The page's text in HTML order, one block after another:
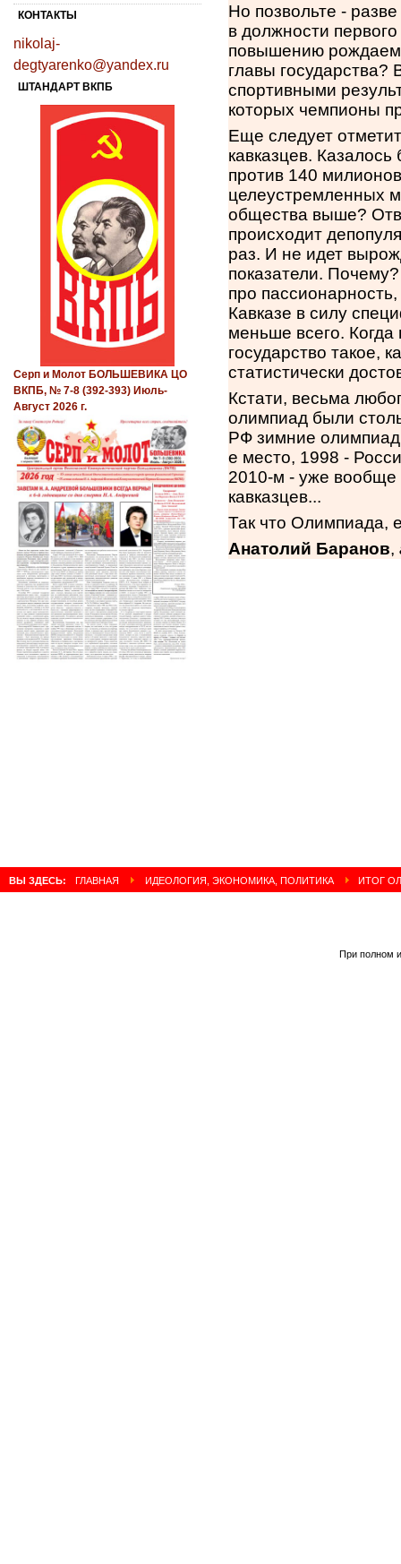
Но позвольте -
в должности
повышению
главы государства?
спортивными
которых чемпионы
Еще следует
кавказцев.
против 140
целеустремленных
общества выше?
происходит
раз. И не идет
показатели.
про
Кавказе в силу
меньше всего. Когда
государство такое,
статистически
Кстати, весьма
олимпиад были
РФ зимние
е место, 1998 -
2010-м - уже вообще
кавказцев...
Так что Олимпиада,
Анатолий Баранов,
КОНТАКТЫ
nikolaj-
degtyarenko@yandex.ru
ШТАНДАРТ ВКПБ
Серп и Молот БОЛЬШЕВИКА ЦО
ВКПБ, № 7-8 (392-393) Июль-
Август 2026 г.
ВЫ ЗДЕСЬ: ГЛАВНАЯ ИДЕОЛОГИЯ, ЭКОНОМИКА, ПОЛИТИКА ИТОГ
При полном